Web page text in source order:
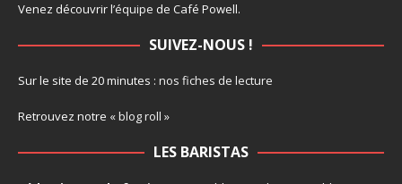
Venez découvrir l’équipe de Café Powell.
SUIVEZ-NOUS !
Sur le site de 20 minutes : nos fiches de lecture
Retrouvez notre « blog roll »
LES BARISTAS